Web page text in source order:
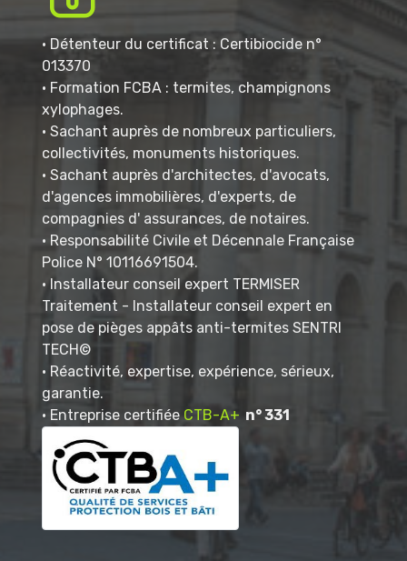
• Détenteur du certificat : Certibiocide n°
013370
• Formation FCBA : termites, champignons
xylophages.
• Sachant auprès de nombreux particuliers,
collectivités, monuments historiques.
• Sachant auprès d'architectes, d'avocats,
d'agences immobilières, d'experts, de
compagnies d' assurances, de notaires.
• Responsabilité Civile et Décennale Française
Police N° 10116691504.
• Installateur conseil expert TERMISER
Traitement - Installateur conseil expert en
pose de pièges appâts anti-termites SENTRI
TECH©
• Réactivité, expertise, expérience, sérieux,
garantie.
• Entreprise certifiée CTB-A+ n° 331